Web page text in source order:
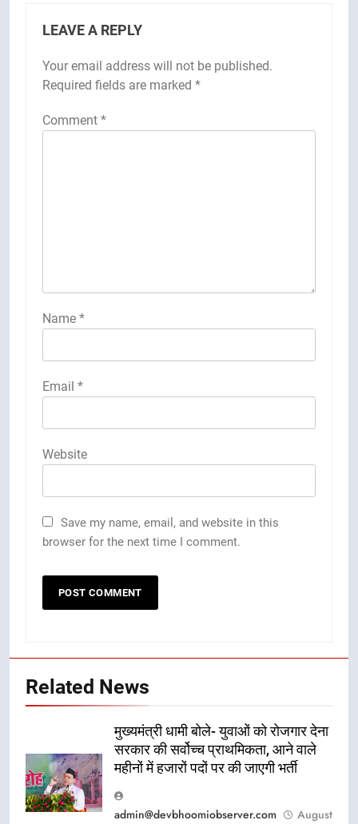
LEAVE A REPLY
Your email address will not be published.
Required fields are marked *
Comment *
Name *
Email *
Website
Save my name, email, and website in this
browser for the next time I comment.
Related News
मुख्यमंत्री धामी बोले- युवाओं को रोजगार देना
सरकार की सर्वोच्च प्राथमिकता, आने वाले
महीनों में हजारों पदों पर की जाएगी भर्ती
admin@devbhoomiobserver.com
August